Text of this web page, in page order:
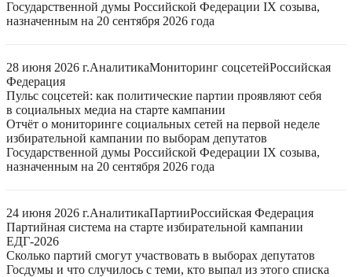
Государственной думы Российской Федерации IX созыва,
назначенным на 20 сентября 2026 года
28 июня 2026 г.АналитикаМониторинг соцсетейРоссийская
Федерация
Пульс соцсетей: как политические партии проявляют себя
в социальных медиа на старте кампании
Отчёт о мониторинге социальных сетей на первой неделе
избирательной кампании по выборам депутатов
Государственной думы Российской Федерации IX созыва,
назначенным на 20 сентября 2026 года
24 июня 2026 г.АналитикаПартииРоссийская Федерация
Партийная система на старте избирательной кампании
ЕДГ-2026
Сколько партий смогут участвовать в выборах депутатов
Госдумы и что случилось с теми, кто выпал из этого списка